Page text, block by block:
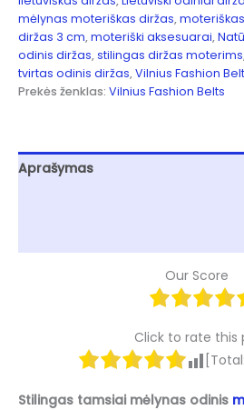
mėlynas moteriškas diržas,
diržas 3 cm,moteriški aksesuarai,
odinis diržas,stilingas diržas moterims
tvirtas odinis diržas,Vilnius Fashion
Prekės ženklas: Vilnius Fashion Belts
Aprašymas
Our Score
Click to rate this
[Total:
Stilingas tamsiai mėlynas odinis